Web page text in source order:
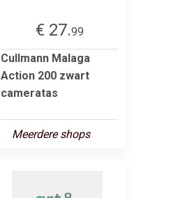
€ 27.99
Cullmann Malaga
Action 200 zwart
cameratas
Meerdere shops